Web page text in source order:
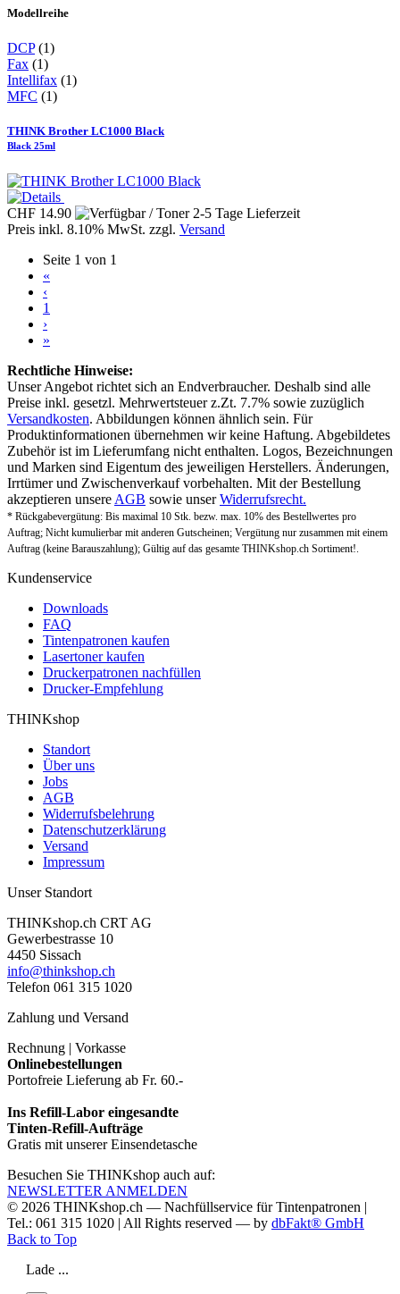
Modellreihe
DCP(1)
Fax (1)
Intellifax (1)
MFC (1)
THINK Brother LC1000 Black
Black 25ml
CHF 14.90
Preis inkl. 8.10% MwSt. zzgl. Versand
Seite 1 von 1
«
‹
1
›
»
Rechtliche Hinweise:
Unser Angebot richtet sich an Endverbraucher. Deshalb sind alle
Preise inkl. gesetzl. Mehrwertsteuer z.Zt. 7.7% sowie zuzüglich
Versandkosten. Abbildungen können ähnlich sein. Für
Produktinformationen übernehmen wir keine Haftung. Abgebildetes
Zubehör ist im Lieferumfang nicht enthalten. Logos, Bezeichnungen
und Marken sind Eigentum des jeweiligen Herstellers. Änderungen,
Irrtümer und Zwischenverkauf vorbehalten. Mit der Bestellung
akzeptieren unsere AGB sowie unserWiderrufsrecht.
* Rückgabevergütung: Bis maximal 10 Stk. bezw. max. 10% des Bestellwertes pro
Auftrag; Nicht kumulierbar mit anderen Gutscheinen; Vergütung nur zusammen mit einem
Auftrag (keine Barauszahlung); Gültig auf das gesamte THINKshop.ch Sortiment!.
Kundenservice
Downloads
FAQ
Tintenpatronen kaufen
Lasertoner kaufen
Druckerpatronen nachfüllen
Drucker-Empfehlung
THINKshop
Standort
Über uns
Jobs
AGB
Widerrufsbelehrung
Datenschutzerklärung
Versand
Impressum
Unser Standort
THINKshop.ch CRT AG
Gewerbestrasse 10
4450 Sissach
info@thinkshop.ch
Telefon 061 315 1020
Zahlung und Versand
Rechnung | Vorkasse
Onlinebestellungen
Portofreie Lieferung ab Fr. 60.-
Ins Refill-Labor eingesandte
Tinten-Refill-Aufträge
Gratis mit unserer Einsendetasche
Besuchen Sie THINKshop auch auf:
NEWSLETTER ANMELDEN
© 2026 THINKshop.ch — Nachfüllservice fürTintenpatronen |
Tel.: 061 315 1020 | All Rights reserved — by dbFakt® GmbH
Back to Top
Lade ...